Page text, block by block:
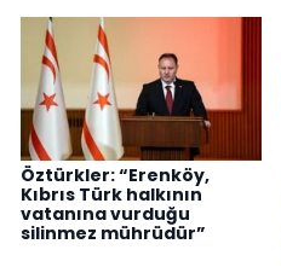
Öztürkler: “Erenköy,
Kıbrıs Türk halkının
vatanına vurduğu
silinmez mührüdür”